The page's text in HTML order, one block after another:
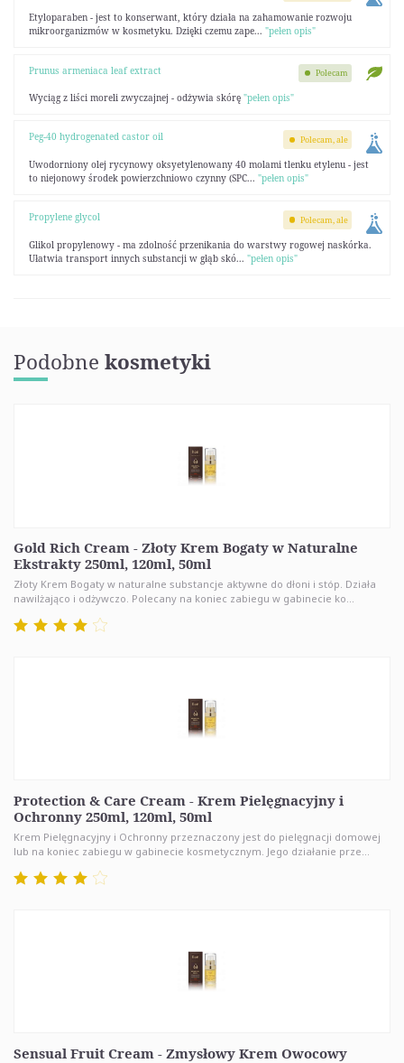
Etyloparaben - jest to konserwant, który działa na zahamowanie rozwoju
mikroorganizmów w kosmetyku. Dzięki czemu zape... "pełen opis"
Prunus armeniaca leaf extract
Wyciąg z liści moreli zwyczajnej - odżywia skórę "pełen opis"
Polecam
Peg-40 hydrogenated castor oil
Uwodorniony olej rycynowy oksyetylenowany 40 molami tlenku etylenu - jest
to niejonowy środek powierzchniowo czynny (SPC... "pełen opis"
Polecam, ale
Propylene glycol
Glikol propylenowy - ma zdolność przenikania do warstwy rogowej naskórka.
Ułatwia transport innych substancji w głąb skó... "pełen opis"
Polecam, ale
Podobne kosmetyki
Gold Rich Cream - Złoty Krem Bogaty w Naturalne
Ekstrakty 250ml, 120ml, 50ml
Złoty Krem Bogaty w naturalne substancje aktywne do dłoni i stóp. Działa
nawilżająco i odżywczo. Polecany na koniec zabiegu w gabinecie ko...
Protection & Care Cream - Krem Pielęgnacyjny i
Ochronny 250ml, 120ml, 50ml
Krem Pielęgnacyjny i Ochronny przeznaczony jest do pielęgnacji domowej
lub na koniec zabiegu w gabinecie kosmetycznym. Jego działanie prze...
Sensual Fruit Cream - Zmysłowy Krem Owocowy